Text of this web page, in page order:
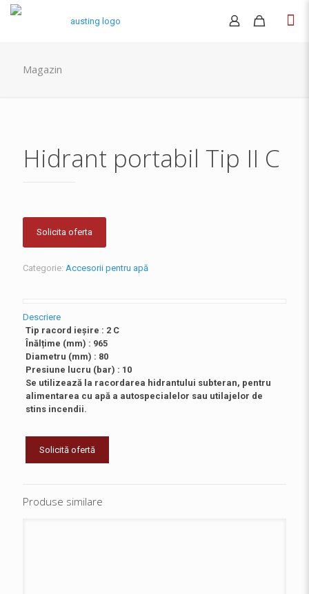
Magazin
Hidrant portabil Tip II C
Solicita oferta
Categorie: Accesorii pentru apă
Descriere
Tip racord ieșire : 2 C
Înălțime (mm) : 965
Diametru (mm) : 80
Presiune lucru (bar) : 10
Se utilizează la racordarea hidrantului subteran, pentru
alimentarea cu apă a autospecialelor sau utilajelor de
stins incendii.
Solicită ofertă
Produse similare